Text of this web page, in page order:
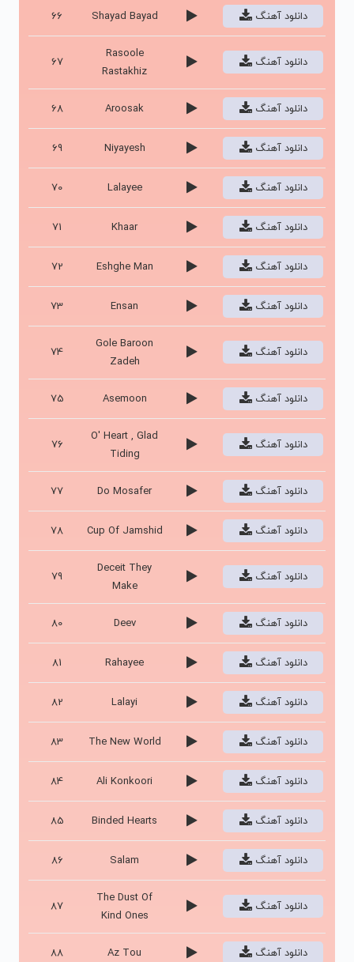
66 Shayad Bayad دانلود آهنگ
67
Rasoole
Rastakhiz
دانلود آهنگ
68 Aroosak دانلود آهنگ
69 Niyayesh دانلود آهنگ
70 Lalayee دانلود آهنگ
71 Khaar دانلود آهنگ
72 Eshghe Man دانلود آهنگ
73 Ensan دانلود آهنگ
74
Gole Baroon
Zadeh
دانلود آهنگ
75 Asemoon دانلود آهنگ
76
O' Heart , Glad
Tiding
دانلود آهنگ
77 Do Mosafer دانلود آهنگ
78 Cup Of Jamshid دانلود آهنگ
79
Deceit They
Make
دانلود آهنگ
80 Deev دانلود آهنگ
81 Rahayee دانلود آهنگ
82 Lalayi دانلود آهنگ
83 The New World دانلود آهنگ
84 Ali Konkoori دانلود آهنگ
85 Binded Hearts دانلود آهنگ
86 Salam دانلود آهنگ
87
The Dust Of
Kind Ones
دانلود آهنگ
88 Az Tou دانلود آهنگ